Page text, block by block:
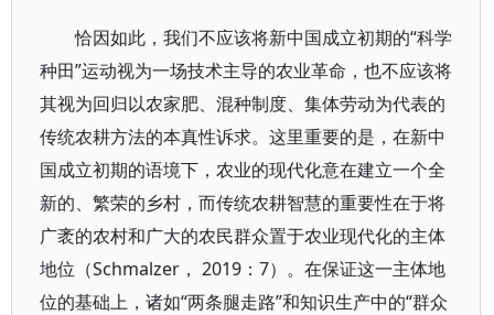
恰因如此，我们不应该将新中国成立初期的“科学
种田”运动视为一场技术主导的农业革命，也不应该将
其视为回归以农家肥、混种制度、集体劳动为代表的
传统农耕方法的本真性诉求。这里重要的是，在新中
国成立初期的语境下，农业的现代化意在建立一个全
新的、繁荣的乡村，而传统农耕智慧的重要性在于将
广袤的农村和广大的农民群众置于农业现代化的主体
地位（Schmalzer， 2019：7）。在保证这一主体地
位的基础上，诸如“两条腿走路”和知识生产中的“群众